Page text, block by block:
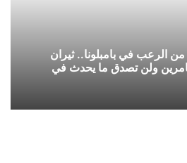
800 متر من الرعب في بامبلونا.. ثيران
ولن تصدق ما يحدث في